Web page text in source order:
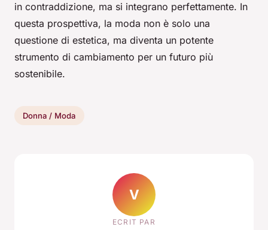
in contraddizione, ma si integrano perfettamente. In
questa prospettiva, la moda non è solo una
questione di estetica, ma diventa un potente
strumento di cambiamento per un futuro più
sostenibile.
Donna / Moda
V
ECRIT PAR